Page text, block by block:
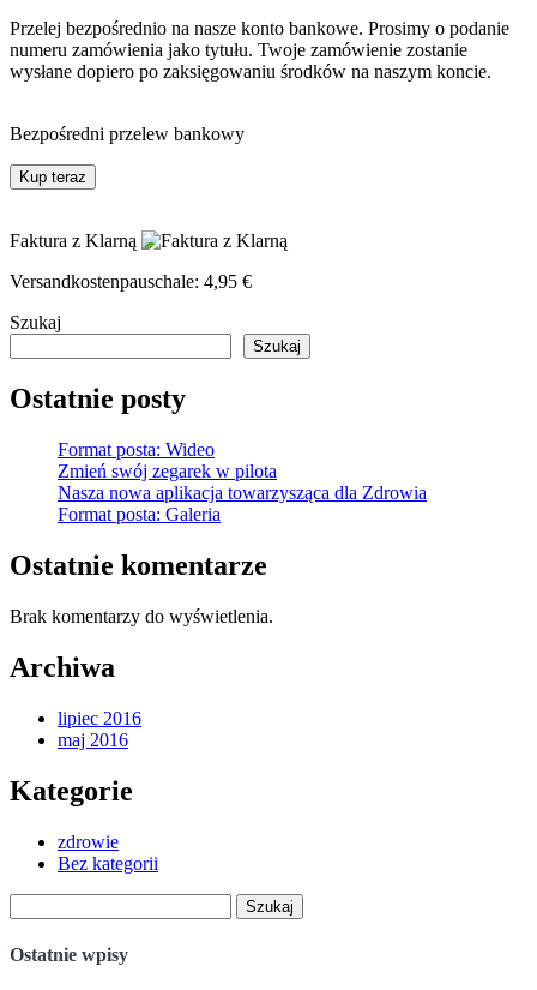
Przelej bezpośrednio na nasze konto bankowe. Prosimy o podanie
numeru zamówienia jako tytułu. Twoje zamówienie zostanie
wysłane dopiero po zaksięgowaniu środków na naszym koncie.
Bezpośredni przelew bankowy
Kup teraz
Faktura z Klarną
Versandkostenpauschale: 4,95 €
Szukaj
Szukaj
Ostatnie posty
Format posta: Wideo
Zmień swój zegarek w pilota
Nasza nowa aplikacja towarzysząca dla Zdrowia
Format posta: Galeria
Ostatnie komentarze
Brak komentarzy do wyświetlenia.
Archiwa
lipiec 2016
maj 2016
Kategorie
zdrowie
Bez kategorii
Ostatnie wpisy